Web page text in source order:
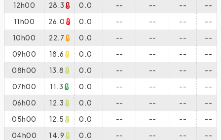
12h00
28.3 0.0 -- -- --
--
11h00
26.0 0.0 -- -- --
--
10h00
22.7 0.0 -- -- --
--
09h00
18.6 0.0 -- -- --
--
08h00
13.8 0.0 -- -- --
--
07h00
11.3 0.0 -- -- --
--
06h00
12.3 0.0 -- -- --
--
05h00
12.5 0.0 -- -- --
--
04h00
14.9 0.0 -- -- --
--